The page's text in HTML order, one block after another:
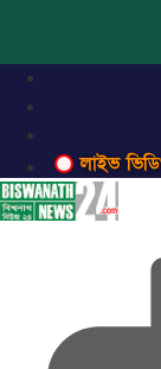
লাইভ